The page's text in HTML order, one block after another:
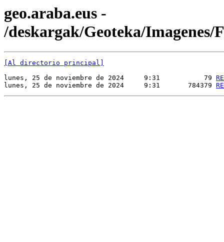
geo.araba.eus -
/deskargak/Geoteka/Imagenes/
[Al directorio principal]
lunes, 25 de noviembre de 2024     9:31           79
lunes, 25 de noviembre de 2024     9:31       784379